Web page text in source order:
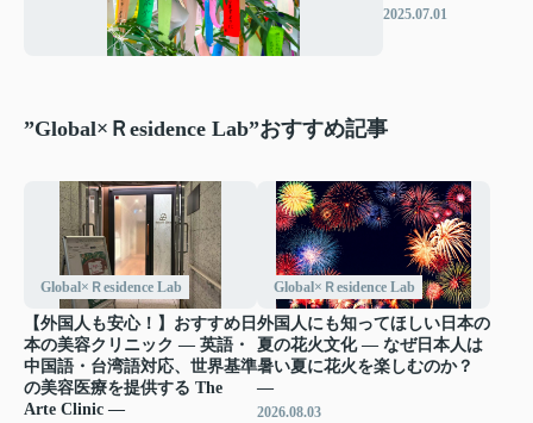
本と中国の星に
2025.07.01
”Global×Ｒesidence Lab”おすすめ記事
Global×Ｒesidence Lab
【外国人も安心！】おすすめ日
本の美容クリニック ― 英語・
中国語・台湾語対応、世界基準
の美容医療を提供する The
Arte Clinic ―
Global×Ｒesidence Lab
外国人にも知ってほしい日本の
夏の花火文化 ― なぜ日本人は
暑い夏に花火を楽しむのか？
―
2026.08.03